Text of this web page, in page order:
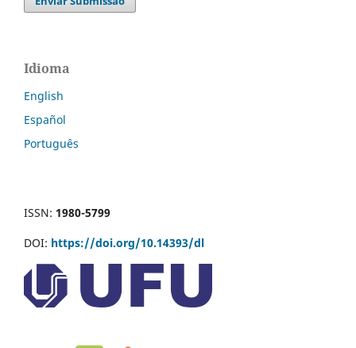
Idioma
English
Español
Português
ISSN: 1980-5799
DOI: https://doi.org/10.14393/dl